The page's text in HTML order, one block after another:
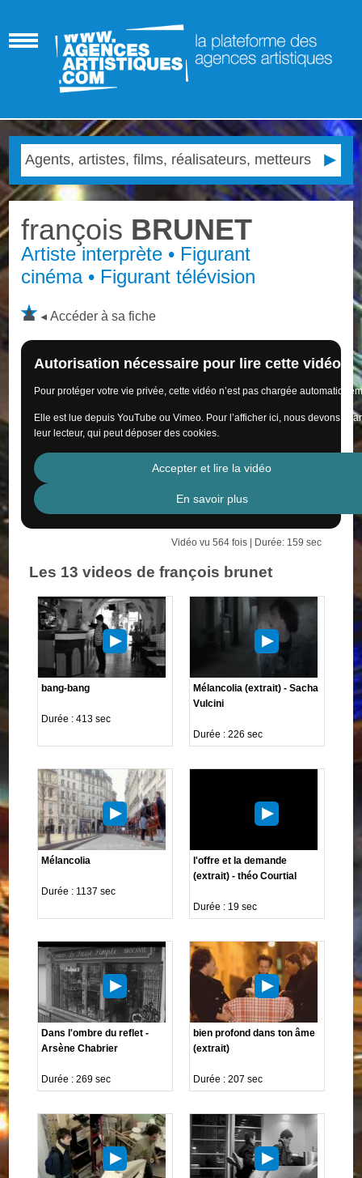
françois BRUNET
Artiste interprète • Figurant
cinéma • Figurant télévision
Accéder à sa fiche
Autorisation nécessaire pour lire cette vidéo
Pour protéger votre vie privée, cette vidéo n’est pas chargée
Elle est lue depuis YouTube ou Vimeo. Pour l’afficher ici, nous devons
leur lecteur, qui peut déposer des cookies.
Accepter et lire la vidéo
En savoir plus
Vidéo vu 564 fois | Durée: 159 sec
Les 13 videos de françois brunet
bang-bang
Durée : 413 sec
Mélancolia (extrait) - Sacha
Vulcini
Durée : 226 sec
Mélancolia
Durée : 1137 sec
l'offre et la demande
(extrait) - théo Courtial
Durée : 19 sec
Dans l'ombre du reflet -
Arsène Chabrier
Durée : 269 sec
bien profond dans ton âme
(extrait)
Durée : 207 sec